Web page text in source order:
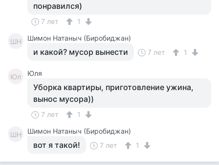
понравился)
7 лет 1
ШН Шимон Натаныч (Биробиджан)
и какой? мусор вынести 7 лет 1
Юл Юля
Уборка квартиры, приготовление ужина,
вынос мусора))
7 лет 1
ШН Шимон Натаныч (Биробиджан)
вот я такой! 7 лет 1